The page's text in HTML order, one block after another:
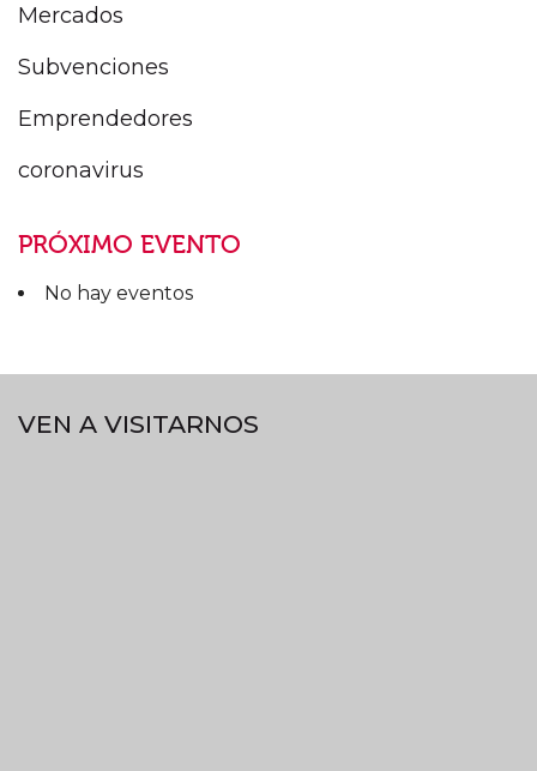
Mercados
Subvenciones
Emprendedores
coronavirus
PRÓXIMO EVENTO
No hay eventos
VEN A VISITARNOS